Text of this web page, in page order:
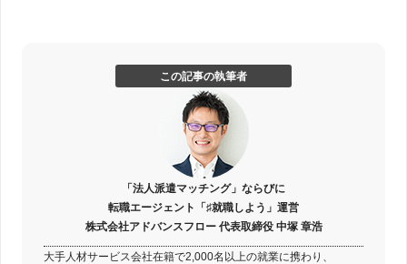
この記事の執筆者
「法人派遣マッチング」ならびに
転職エージェント「♯就職しよう」運営
株式会社アドバンスフロー 代表取締役 中塚 章浩
大手人材サービス会社在籍で2,000名以上の就業に携わり、